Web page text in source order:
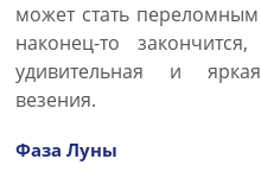
может стать
наконец-то
удивительная и
везения.
Фаза Луны